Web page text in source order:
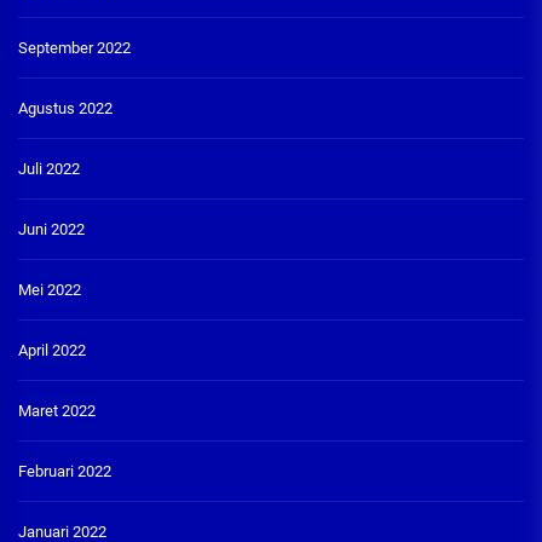
September 2022
Agustus 2022
Juli 2022
Juni 2022
Mei 2022
April 2022
Maret 2022
Februari 2022
Januari 2022